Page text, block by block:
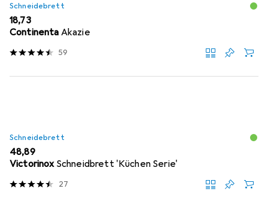
Schneidebrett
EUR
18,73
Continenta Akazie
59
Schneidebrett
EUR
48,89
Victorinox Schneidbrett 'Küchen Serie'
27